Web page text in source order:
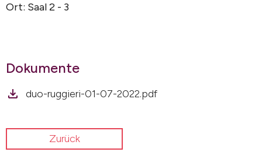
Ort: Saal 2 - 3
Dokumente
duo-ruggieri-01-07-2022.pdf
Zurück